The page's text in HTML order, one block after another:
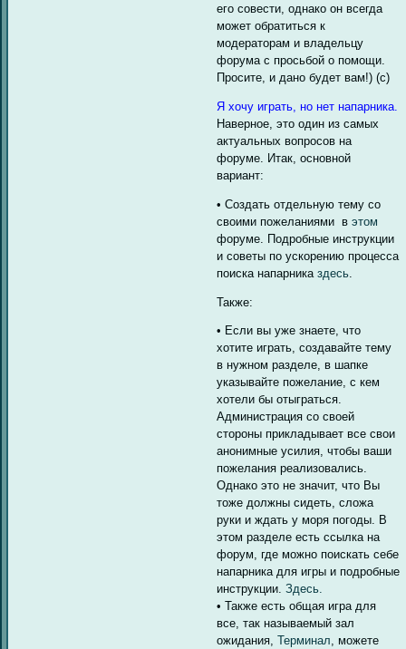
его совести, однако он всегда
может обратиться к
модераторам и владельцу
форума с просьбой о помощи.
Просите, и дано будет вам!) (с)
Я хочу играть, но нет напарника.
Наверное, это один из самых
актуальных вопросов на
форуме. Итак, основной
вариант:
• Создать отдельную тему со
своими пожеланиями вэтом
форуме. Подробные инструкции
и советы по ускорению процесса
поиска напарниказдесь
Также:
• Если вы уже знаете, что
хотите играть, создавайте тему
в нужном разделе, в шапке
указывайте пожелание, с кем
хотели бы отыграться.
Администрация со своей
стороны прикладывает все свои
анонимные усилия, чтобы ваши
пожелания реализовались.
Однако это не значит, что Вы
тоже должны сидеть, сложа
руки и ждать у моря погоды. В
этом разделе есть ссылка на
форум, где можно поискать себе
напарника для игры и подробные
инструкции.Здесь.
• Также есть общая игра для
все, так называемый зал
ожидания,Терминал, можете